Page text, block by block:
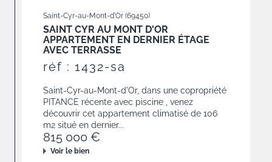
Lyon (69006)
VITTON/ RUE TÊTE D'OR
APPARTEMENT 3 CHAMBRES AVEC
TERRASSE ET GARAGES
réf : 1937-sa
Lyon 6e, dans une résidence de 2010,
appartement climatisé de 120,68 m² situé en
étage élevé avec une terrasse de 19 m². Il est
composé d'un...
790 000 €
Voir le bien